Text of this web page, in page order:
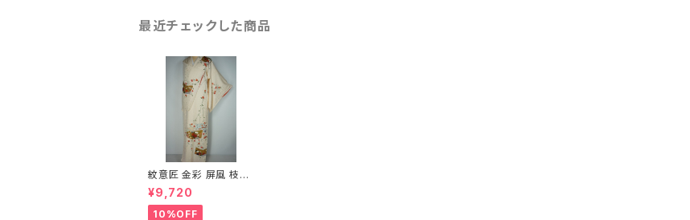
最近チェックした商品
紋意匠 金彩 屏風 枝垂
れ花 訪問着 正絹 白 ク
リーム色 361
¥9,720
10%OFF